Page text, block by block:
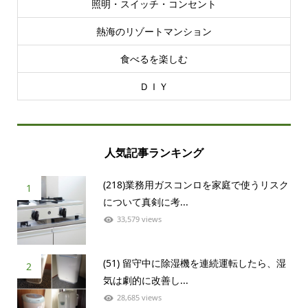
照明・スイッチ・コンセント
熱海のリゾートマンション
食べるを楽しむ
ＤＩＹ
人気記事ランキング
1
(218)業務用ガスコンロを家庭で使うリスク
について真剣に考...
33,579 views
2
(51) 留守中に除湿機を連続運転したら、湿
気は劇的に改善し...
28,685 views